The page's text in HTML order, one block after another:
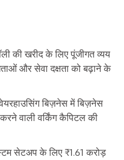
की खरीद के लिए पूंजीगत व्यय
और सेवा दक्षता को बढ़ाने के
बिज़नेस में बिज़नेस
वाली वर्किंग कैपिटल की
सेटअप के लिए ₹1.61 करोड़